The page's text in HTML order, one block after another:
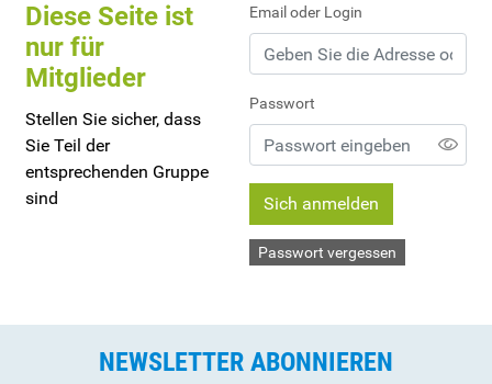
Diese Seite ist
nur für
Mitglieder
Stellen Sie sicher, dass
Sie Teil der
entsprechenden Gruppe
sind
Email oder Login
Passwort
Sich anmelden
Passwort vergessen
NEWSLETTER ABONNIEREN